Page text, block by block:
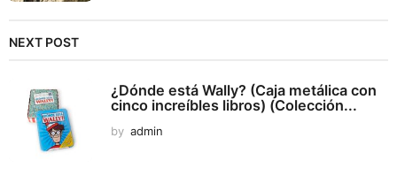
NEXT POST
¿Dónde está Wally? (Caja metálica con
cinco increíbles libros) (Colección...
by admin